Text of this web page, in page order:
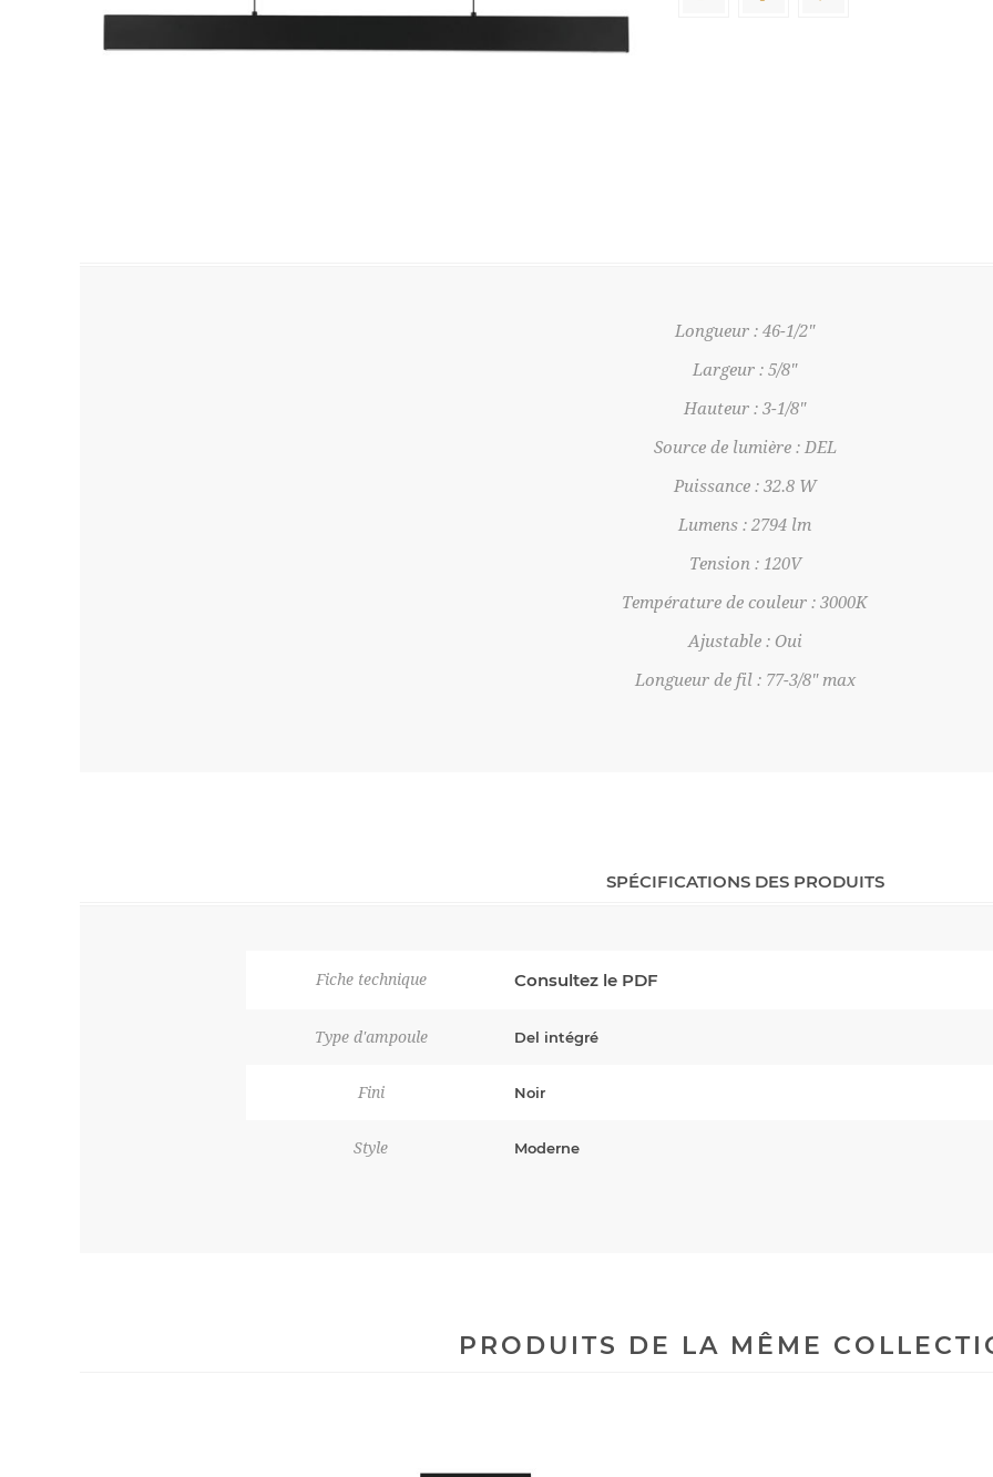
Longueur : 46-1/2"
Largeur : 5/8"
Hauteur : 3-1/8"
Source de lumière : DEL
Puissance : 32.8 W
Lumens : 2794 lm
Tension : 120V
Température de couleur : 3000K
Ajustable : Oui
Longueur de fil : 77-3/8" max
SPÉCIFICATIONS DES PRODUITS
Fiche technique Consultez le PDF
Type d'ampoule Del intégré
Fini Noir
Style Moderne
PRODUITS DE LA MÊME